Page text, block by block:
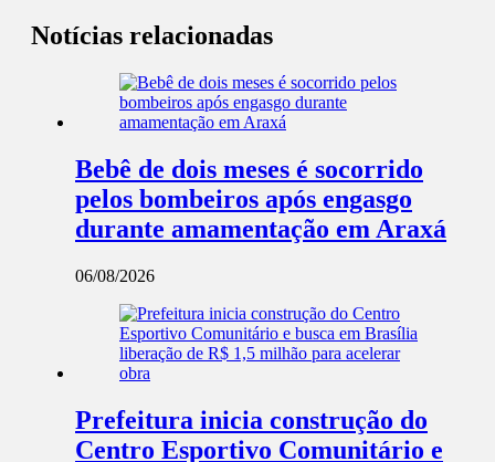
Notícias relacionadas
Bebê de dois meses é socorrido
pelos bombeiros após engasgo
durante amamentação em Araxá
06/08/2026
Prefeitura inicia construção do
Centro Esportivo Comunitário e